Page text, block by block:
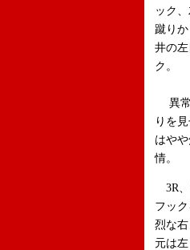
ック
蹴り
井の
ク。
異常
りを
はや
情。
3R、
フッ
烈な
元は